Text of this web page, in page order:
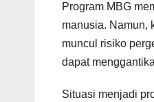
Program MBG
manusia. Namun,
muncul risiko
dapat
Situasi menjadi